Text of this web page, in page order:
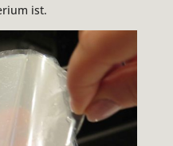
ist.